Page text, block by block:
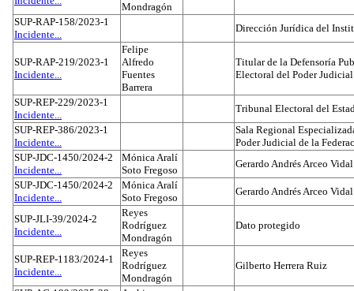
Mondragón
SUP-RAP-158/2023-1
Incidente...
Dirección Jurídica del
SUP-RAP-219/2023-1
Incidente...
Felipe
Alfredo
Fuentes
Barrera
Titular de la Defensoría
Electoral del Poder
SUP-REP-229/2023-1
Incidente...
Tribunal Electoral del
SUP-REP-386/2023-1
Incidente...
Sala Regional
Poder Judicial de la
SUP-JDC-1450/2024-2
Incidente...
Mónica Aralí
Soto Fregoso
Gerardo Andrés Arceo Vidal
SUP-JDC-1450/2024-2
Incidente...
Mónica Aralí
Soto Fregoso
Gerardo Andrés Arceo Vidal
SUP-JLI-39/2024-2
Incidente...
Reyes
Rodríguez
Mondragón
Dato protegido
SUP-REP-1183/2024-1
Incidente...
Reyes
Rodríguez
Mondragón
Gilberto Herrera Ruiz